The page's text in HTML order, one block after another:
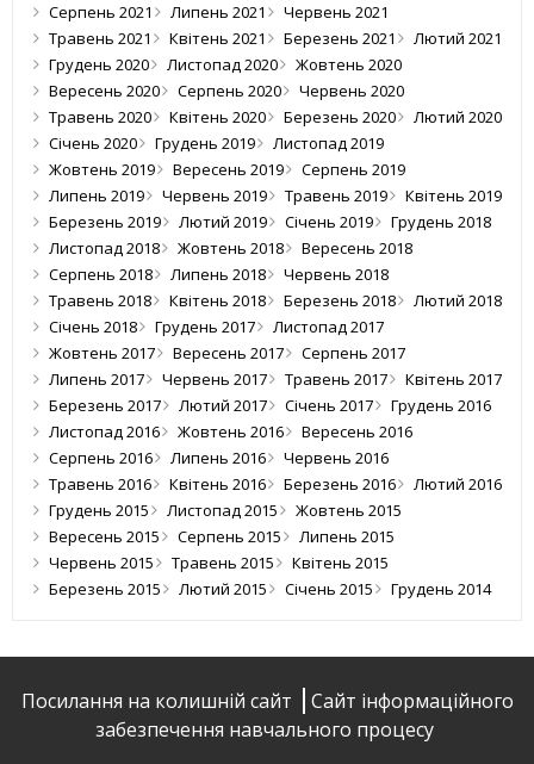
Серпень 2021
Липень 2021
Червень 2021
Травень 2021
Квітень 2021 Березень 2021
Лютий 2021
Грудень 2020
Листопад 2020
Жовтень 2020
Вересень 2020
Серпень 2020
Червень 2020
Травень 2020
Квітень 2020 Березень 2020
Лютий 2020
Січень 2020
Грудень 2019
Листопад 2019
Жовтень 2019
Вересень 2019
Серпень 2019
Липень 2019
Червень 2019 Травень 2019
Квітень 2019
Березень 2019
Лютий 2019 Січень 2019
Грудень 2018
Листопад 2018
Жовтень 2018
Вересень 2018
Серпень 2018
Липень 2018
Червень 2018
Травень 2018
Квітень 2018 Березень 2018
Лютий 2018
Січень 2018
Грудень 2017
Листопад 2017
Жовтень 2017
Вересень 2017
Серпень 2017
Липень 2017
Червень 2017 Травень 2017
Квітень 2017
Березень 2017
Лютий 2017 Січень 2017
Грудень 2016
Листопад 2016
Жовтень 2016
Вересень 2016
Серпень 2016
Липень 2016
Червень 2016
Травень 2016
Квітень 2016 Березень 2016
Лютий 2016
Грудень 2015
Листопад 2015
Жовтень 2015
Вересень 2015
Серпень 2015
Липень 2015
Червень 2015
Травень 2015
Квітень 2015
Березень 2015
Лютий 2015 Січень 2015 Грудень 2014
Посилання на колишній сайт
Сайт інформаційного
забезпечення навчального процесу